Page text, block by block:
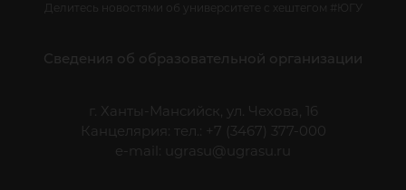
Делитесь новостями об университете с хештегом #ЮГУ
Сведения об образовательной организации
г. Ханты-Мансийск, ул. Чехова, 16
Канцелярия: тел.: +7 (3467) 377-000
e-mail:
ugrasu@ugrasu.ru